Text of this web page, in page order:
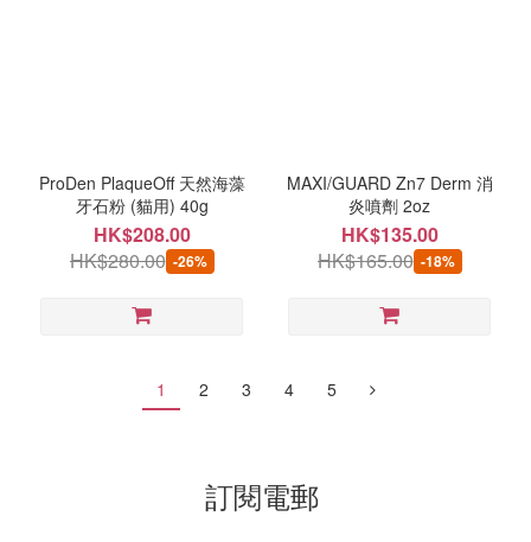
ProDen PlaqueOff 天然海藻
牙石粉 (貓用) 40g
HK$208.00
HK$280.00 -26%
MAXI/GUARD Zn7 Derm 消
炎噴劑 2oz
HK$135.00
HK$165.00 -18%
1 2 3 4 5
訂閱電郵